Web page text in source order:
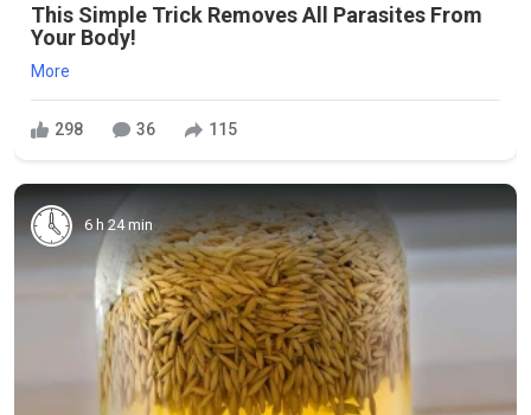
This Simple Trick Removes All Parasites From
Your Body!
More
298 36 115
6 h 24 min